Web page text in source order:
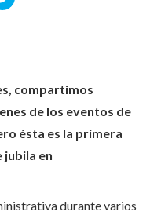
compartimos
de los eventos de
ésta es la primera
jubila en
durante varios